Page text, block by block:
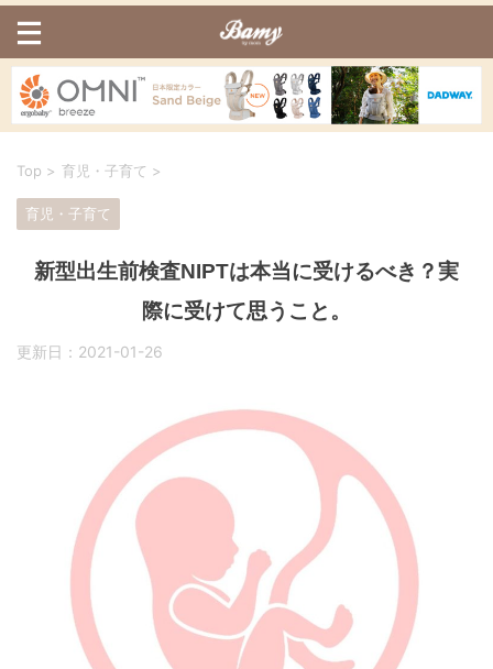
Top > 育児・子育て >
育児・子育て
新型出生前検査NIPTは本当に受けるべき？実
際に受けて思うこと。
更新日： 2021-01-26